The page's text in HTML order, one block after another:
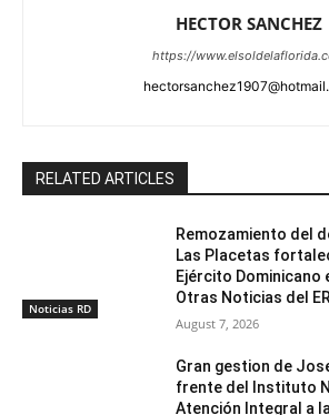
HECTOR SANCHEZ
https://
RELATED ARTICLES
Noticias RD
Remozamiento del
Las Placetas
Ejército Dominicano
Otras Noticias del
August 7, 2026
Gran gestion de
frente del Instituto
Atención Integral a